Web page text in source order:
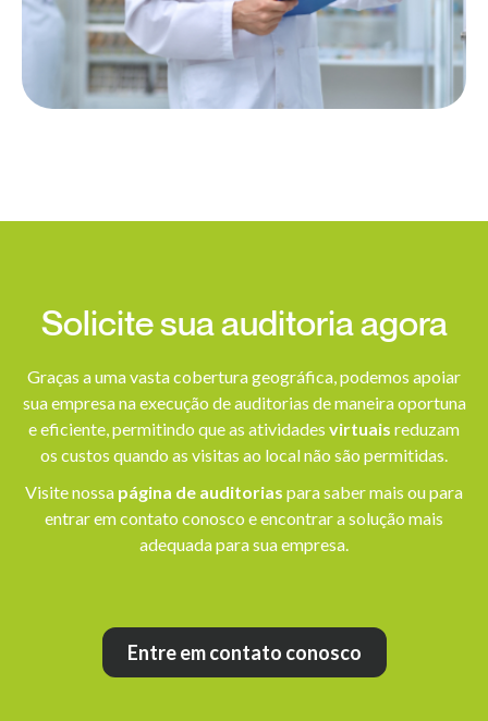
Solicite sua auditoria agora
Graças a uma vasta cobertura geográfica, podemos apoiar
sua empresa na execução de auditorias de maneira oportuna
e eficiente, permitindo que as atividades virtuais reduzam
os custos quando as visitas ao local não são permitidas.
Visite nossa página de auditorias para saber mais ou para
entrar em contato conosco e encontrar a solução mais
adequada para sua empresa.
Entre em contato conosco